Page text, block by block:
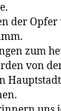
der
zum
von